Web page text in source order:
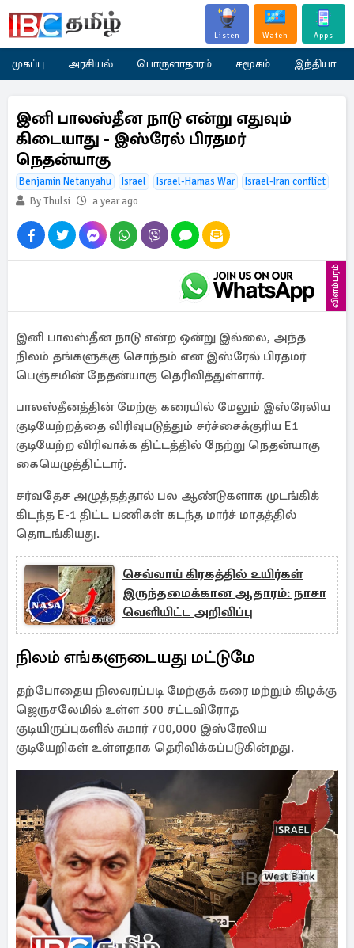
Listen Watch Apps
முகப்பு அரசியல் பொருளாதாரம் சமூகம் இந்தியா
இனி பாலஸ்தீன நாடு என்று எதுவும்
கிடையாது - இஸ்ரேல் பிரதமர்
நெதன்யாகு
Benjamin Netanyahu Israel Israel-Hamas War
Israel-Iran conflict
By Thulsi
a year ago
விளம்பரம்
இனி பாலஸ்தீன நாடு என்ற ஒன்று இல்லை, அந்த
நிலம் தங்களுக்கு சொந்தம் என இஸ்ரேல் பிரதமர்
பெஞ்சமின் நேதன்யாகு தெரிவித்துள்ளார்.
பாலஸ்தீனத்தின் மேற்கு கரையில் மேலும் இஸ்ரேலிய
குடியேற்றத்தை விரிவுபடுத்தும் சர்ச்சைக்குரிய E1
குடியேற்ற விரிவாக்க திட்டத்தில் நேற்று நெதன்யாகு
கையெழுத்திட்டார்.
சர்வதேச அழுத்தத்தால் பல ஆண்டுகளாக முடங்கிக்
கிடந்த E-1 திட்ட பணிகள் கடந்த மார்ச் மாதத்தில்
தொடங்கியது.
செவ்வாய் கிரகத்தில் உயிர்கள்
இருந்தமைக்கான ஆதாரம்: நாசா
வெளியிட்ட அறிவிப்பு
நிலம் எங்களுடையது மட்டுமே
தற்போதைய நிலவரப்படி மேற்குக் கரை மற்றும் கிழக்கு
ஜெருசலேமில் உள்ள 300 சட்டவிரோத
குடியிருப்புகளில் சுமார் 700,000 இஸ்ரேலிய
குடியேறிகள் உள்ளதாக தெரிவிக்கப்படுகின்றது.